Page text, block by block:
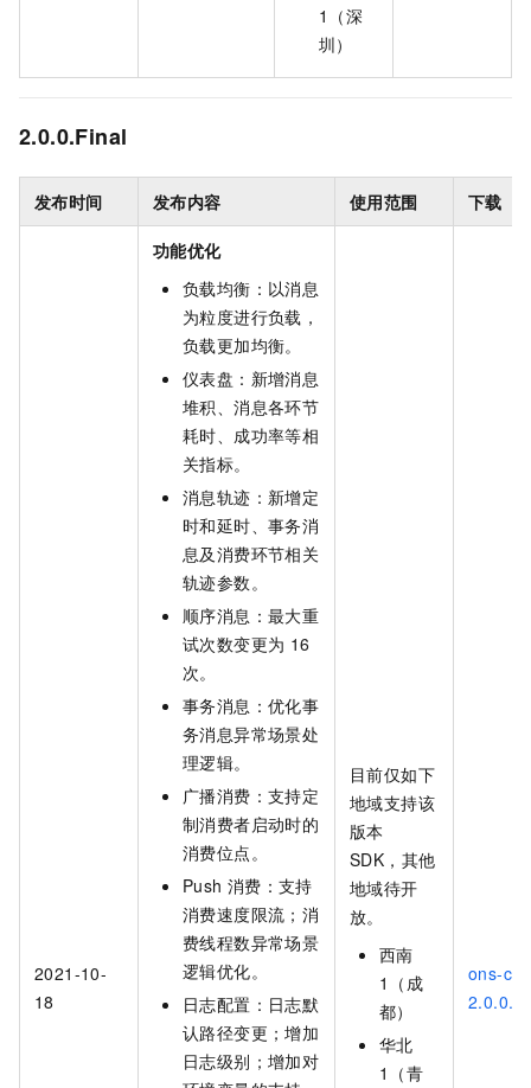
1（深
圳）
2.0.0.Final
发布时间 发布内容 使用范围 下载
2021-10-
18
功能优化
负载均衡：以消息
为粒度进行负载，
负载更加均衡。
仪表盘：新增消息
堆积、消息各环节
耗时、成功率等相
关指标。
消息轨迹：新增定
时和延时、事务消
息及消费环节相关
轨迹参数。
顺序消息：最大重
试次数变更为 16
次。
事务消息：优化事
务消息异常场景处
理逻辑。
广播消费：支持定
制消费者启动时的
消费位点。
Push 消费：支持
消费速度限流；消
费线程数异常场景
逻辑优化。
日志配置：日志默
认路径变更；增加
日志级别；增加对
目前仅如下
地域支持该
版本
SDK，其他
地域待开
放。
西南
1（成
都）
华北
1（青
ons-